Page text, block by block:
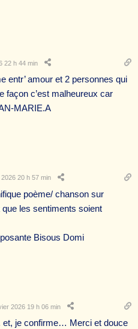
22 h 44 min
entr’ amour et 2 personnes qui
façon c’est malheureux car
MARIE.A
20 h 57 min
poème/ chanson sur
les sentiments soient
Bisous Domi
2026 19 h 06 min
et, je confirme… Merci et douce